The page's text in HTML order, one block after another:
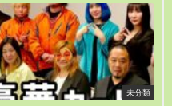
未分類